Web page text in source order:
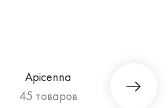
Apicenna
45 товаров